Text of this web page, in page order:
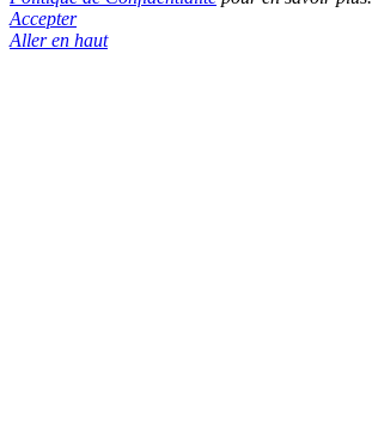
Accepter
Aller en haut